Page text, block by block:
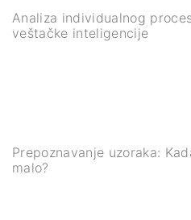
Analiza individualnog
veštačke inteligencije
Prepoznavanje uzoraka:
malo?